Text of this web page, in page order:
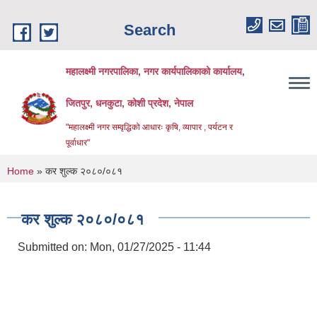
Search
महालक्ष्मी नगरपालिका, नगर कार्यपालिकाको कार्यालय,
जितपुर, धनकुटा, कोशी प्रदेश, नेपाल
"महालक्ष्मी नगर सम्वृद्धिको आधारः कृषि, व्यापार , पर्यटन र
पूर्वाधार"
You are here
Home » कर शुल्क २०८०/०८१
कर शुल्क २०८०/०८१
Submitted on: Mon, 01/27/2025 - 11:44